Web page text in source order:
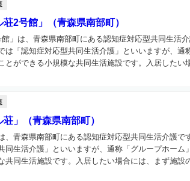
2号館」（青森県南部町）
」は、青森県南部町にある認知症対応型共同生活
は「認知症対応型共同生活介護」といいますが、通
とができる小規模な共同生活施設です。入居したい
」（青森県南部町）
、青森県南部町にある認知症対応型共同生活介護で
同生活介護」といいますが、通称「グループホーム
共同生活施設です。入居したい場合には、まず施設